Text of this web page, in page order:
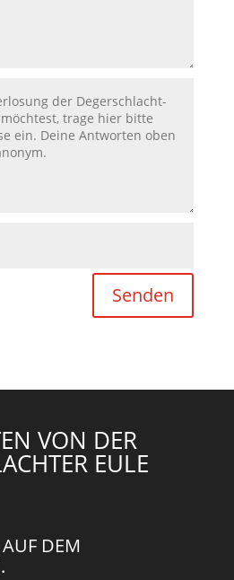
Senden
VON DER
EULE
DEM